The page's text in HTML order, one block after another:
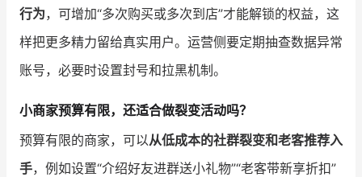
行为，可增加“多次购买或多次到店”才能解锁的权益，这
样把更多精力留给真实用户。运营侧要定期抽查数据异常
账号，必要时设置封号和拉黑机制。
小商家预算有限，还适合做裂变活动吗？
预算有限的商家，可以从低成本的社群裂变和老客推荐入
手，例如设置“介绍好友进群送小礼物”“老客带新享折扣”